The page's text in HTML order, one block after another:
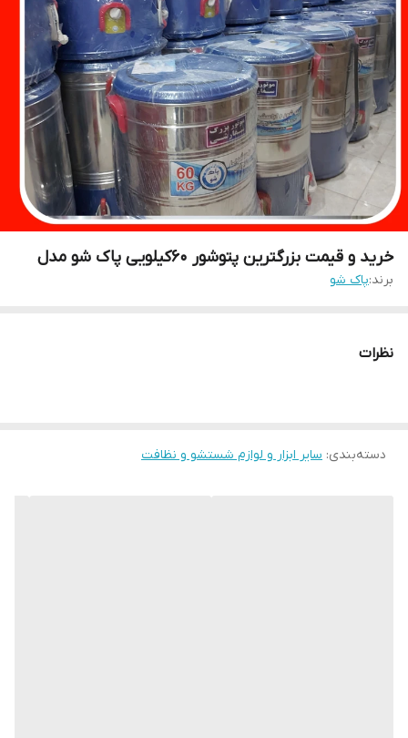
خرید و قیمت بزرگترین پتوشور ۶۰کیلویی پاک شو مدل
برند:پاک شو
نظرات
دسته‌بندی: سایر ابزار و لوازم شستشو و نظافت